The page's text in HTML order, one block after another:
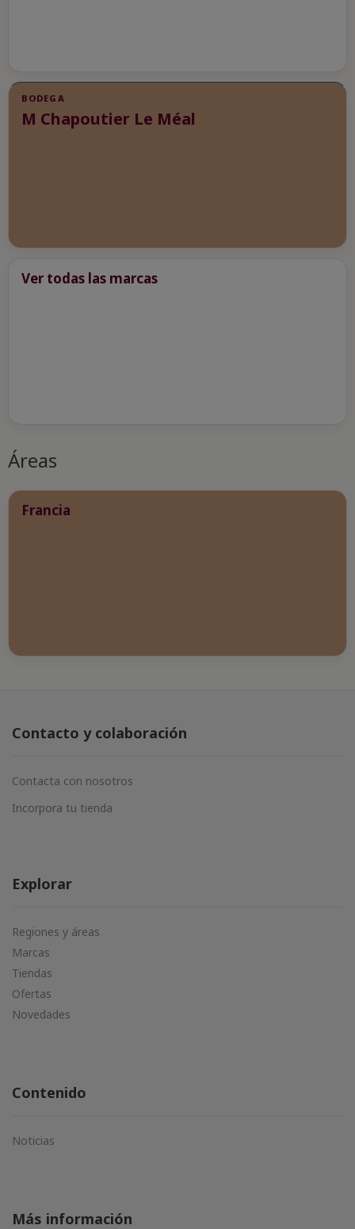
BODEGA
M Chapoutier Le Méal
Ver todas las marcas
Áreas
Francia
Contacto y colaboración
Contacta con nosotros
Incorpora tu tienda
Explorar
Regiones y áreas
Marcas
Tiendas
Ofertas
Novedades
Contenido
Noticias
Más información